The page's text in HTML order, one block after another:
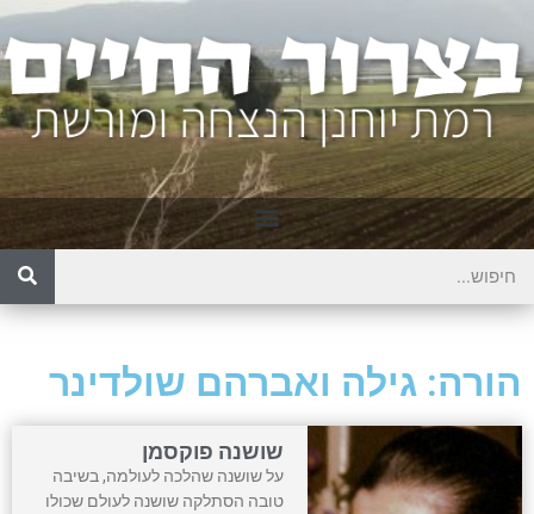
הורה: גילה ואברהם שולדינר
שושנה פוקסמן
על שושנה שהלכה לעולמה, בשיבה
טובה הסתלקה שושנה לעולם שכולו